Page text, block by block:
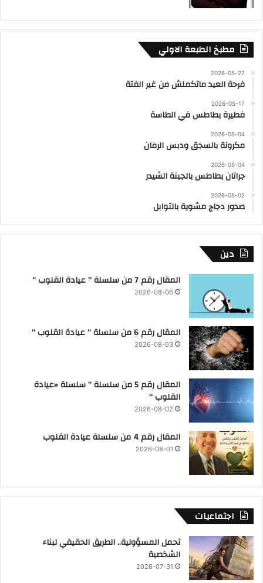
مطبخ الطبعة الاولي
2026-05-27
فرحة العيد ماتكملش من غير الفتة
2026-05-17
فطيرة بطاطس في الطاسة
2026-05-04
مكرونة بالسجق ودبس الرمان
2026-05-04
جراتان بطاطس بالجبنة الشيدر
2026-05-02
صدور دجاج مشوية بالتوابل
دين
المقال رقم 7 من سلسلة ” عيادة القلوب “
2026-08-06
المقال رقم 6 من سلسلة ” عيادة القلوب “
2026-08-03
المقال رقم 5 من سلسلة ” سلسلة «عيادة
القلوب “
2026-08-02
المقال رقم 4 من سلسلة عيادة القلوب
2026-08-01
اجتماعيات
تحمل المسؤولية.. الطريق الحقيقي لبناء
الشخصية
2026-07-31